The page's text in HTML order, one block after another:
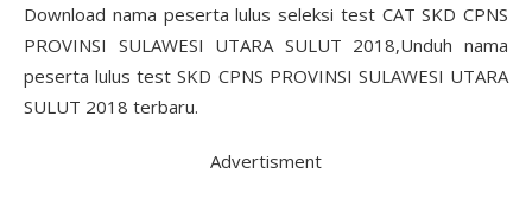
Download nama peserta lulus seleksi test CAT SKD CPNS
PROVINSI SULAWESI UTARA SULUT 2018,Unduh nama
peserta lulus test SKD CPNS PROVINSI SULAWESI UTARA
SULUT 2018 terbaru.
Advertisment